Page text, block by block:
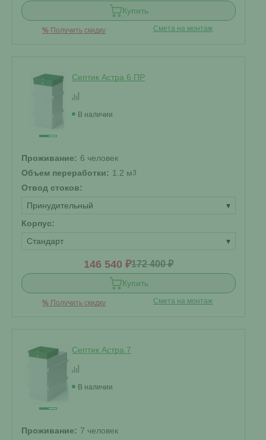
Купить
% Получить скидку Смета на монтаж
Септик Астра 6 ПР
В наличии
Проживание: 6 человек
Объем переработки: 1.2 м3
Отвод стоков:
Принудительный
▾
Корпус:
Стандарт
▾
146 540 ₽172 400 ₽
Купить
% Получить скидку Смета на монтаж
Септик Астра 7
В наличии
Проживание: 7 человек